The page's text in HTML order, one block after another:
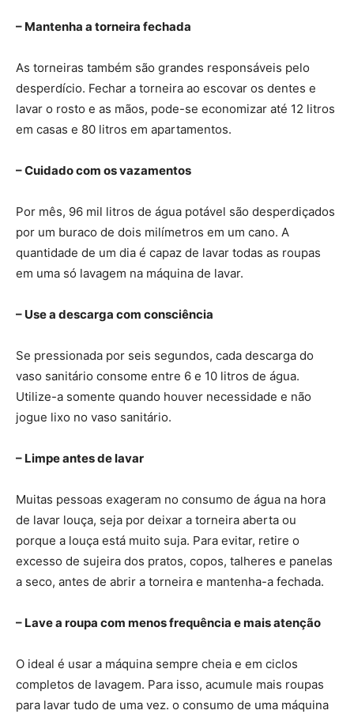
– Mantenha a torneira fechada
As torneiras também são grandes responsáveis pelo
desperdício. Fechar a torneira ao escovar os dentes e
lavar o rosto e as mãos, pode-se economizar até 12 litros
em casas e 80 litros em apartamentos.
– Cuidado com os vazamentos
Por mês, 96 mil litros de água potável são desperdiçados
por um buraco de dois milímetros em um cano. A
quantidade de um dia é capaz de lavar todas as roupas
em uma só lavagem na máquina de lavar.
– Use a descarga com consciência
Se pressionada por seis segundos, cada descarga do
vaso sanitário consome entre 6 e 10 litros de água.
Utilize-a somente quando houver necessidade e não
jogue lixo no vaso sanitário.
– Limpe antes de lavar
Muitas pessoas exageram no consumo de água na hora
de lavar louça, seja por deixar a torneira aberta ou
porque a louça está muito suja. Para evitar, retire o
excesso de sujeira dos pratos, copos, talheres e panelas
a seco, antes de abrir a torneira e mantenha-a fechada.
– Lave a roupa com menos frequência e mais atenção
O ideal é usar a máquina sempre cheia e em ciclos
completos de lavagem. Para isso, acumule mais roupas
para lavar tudo de uma vez. o consumo de uma máquina